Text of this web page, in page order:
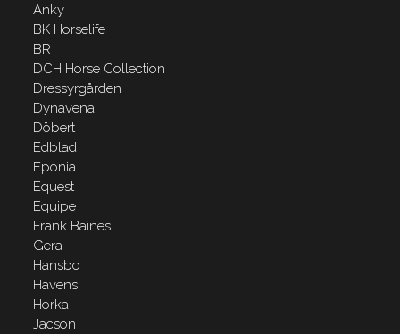
Anky
BK Horselife
BR
DCH Horse Collection
Dressyrgården
Dynavena
Döbert
Edblad
Eponia
Equest
Equipe
Frank Baines
Gera
Hansbo
Havens
Horka
Jacson